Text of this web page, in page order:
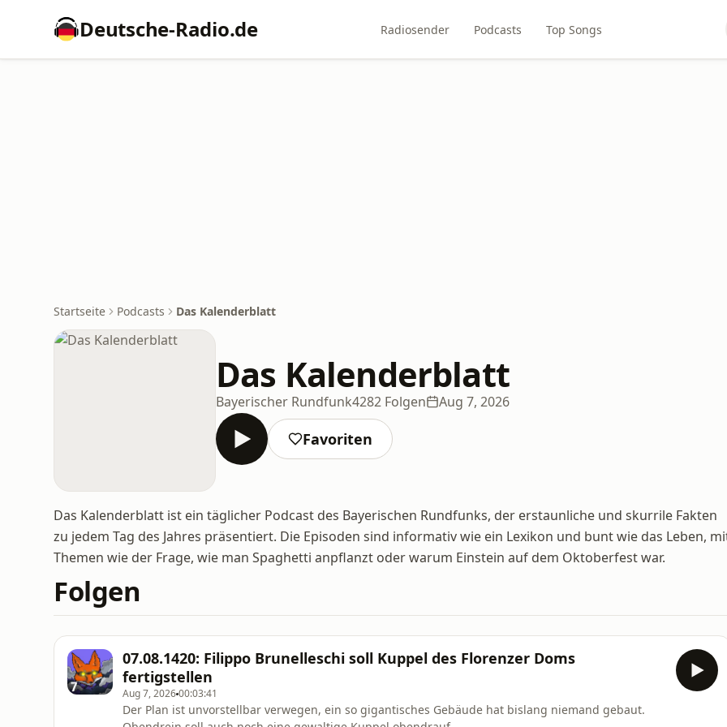
Deutsche-Radio.de Radiosender Podcasts Top Songs
Startseite Podcasts Das Kalenderblatt
Das Kalenderblatt
Bayerischer Rundfunk4282 Folgen Aug 7, 2026
Favoriten
Das Kalenderblatt ist ein täglicher Podcast des Bayerischen Rundfunks, der erstaunliche und skurrile Fakten
zu jedem Tag des Jahres präsentiert. Die Episoden sind informativ wie ein Lexikon und bunt wie das Leben,
Themen wie der Frage, wie man Spaghetti anpflanzt oder warum Einstein auf dem Oktoberfest war.
Folgen
07.08.1420: Filippo Brunelleschi soll Kuppel des Florenzer Doms
fertigstellen
Aug 7, 202600:03:41
Der Plan ist unvorstellbar verwegen, ein so gigantisches Gebäude hat bislang niemand gebaut.